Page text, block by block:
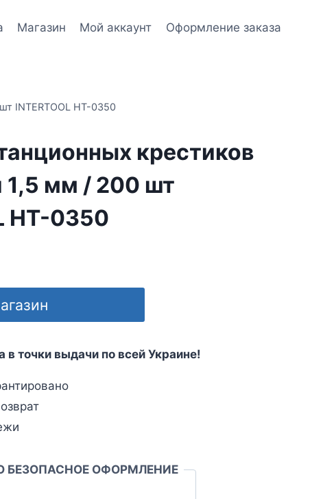
Магазин Мой аккаунт Оформление заказа
INTERTOOL HT-0350
крестиков
1,5 мм / 200 шт
HT-0350
в точки выдачи по всей Украине!
БЕЗОПАСНОЕ ОФОРМЛЕНИЕ